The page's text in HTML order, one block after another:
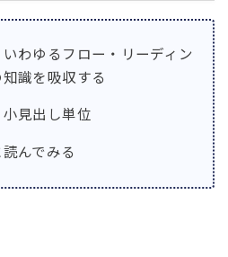
わゆるフロー・リーディン
識を吸収する
見出し単位
んでみる